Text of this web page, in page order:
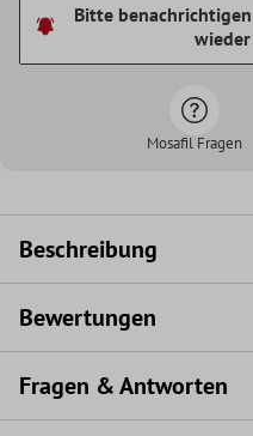
Bitte
Mosafil Fragen
Beschreibung
Bewertungen
Fragen & Antworten